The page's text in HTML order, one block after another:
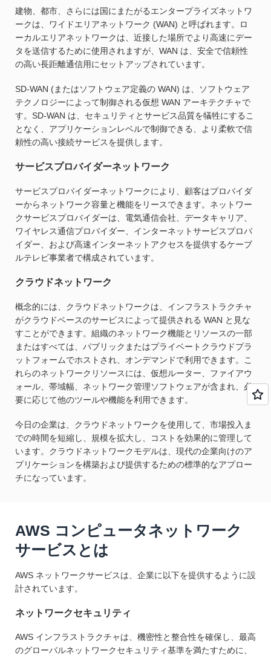
建物、都市、さらには国にまたがるエンタープライズネットワ
ークは、ワイドエリアネットワーク (WAN) と呼ばれます。ロ
ーカルエリアネットワークは、近接した場所でより高速にデー
タを送信するために使用されますが、WAN は、安全で信頼性
の高い長距離通信用にセットアップされています。
SD-WAN (またはソフトウェア定義の WAN) は、ソフトウェア
テクノロジーによって制御される仮想 WAN アーキテクチャで
す。SD-WAN は、セキュリティとサービス品質を犠牲にするこ
となく、アプリケーションレベルで制御できる、より柔軟で信
頼性の高い接続サービスを提供します。
サービスプロバイダーネットワーク
サービスプロバイダーネットワークにより、顧客はプロバイダ
ーからネットワーク容量と機能をリースできます。ネットワー
クサービスプロバイダーは、電気通信会社、データキャリア、
ワイヤレス通信プロバイダー、インターネットサービスプロバ
イダー、および高速インターネットアクセスを提供するケーブ
ルテレビ事業者で構成されています。
クラウドネットワーク
概念的には、クラウドネットワークは、インフラストラクチャ
がクラウドベースのサービスによって提供される WAN と見な
すことができます。組織のネットワーク機能とリソースの一部
またはすべては、パブリックまたはプライベートクラウドプラ
ットフォームでホストされ、オンデマンドで利用できます。こ
れらのネットワークリソースには、仮想ルーター、ファイアウ
ォール、帯域幅、ネットワーク管理ソフトウェアが含まれ、必
要に応じて他のツールや機能を利用できます。
今日の企業は、クラウドネットワークを使用して、市場投入ま
での時間を短縮し、規模を拡大し、コストを効果的に管理して
います。クラウドネットワークモデルは、現代の企業向けのア
プリケーションを構築および提供するための標準的なアプロー
チになっています。
AWS コンピュータネットワーク
サービスとは
AWS ネットワークサービスは、企業に以下を提供するように設
計されています。
ネットワークセキュリティ
AWS インフラストラクチャは、機密性と整合性を確保し、最高
のグローバルネットワークセキュリティ基準を満たすために、